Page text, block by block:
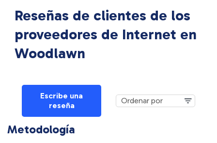
Reseñas de clientes de los
proveedores de Internet en
Woodlawn
Escribe una
reseña
Metodología